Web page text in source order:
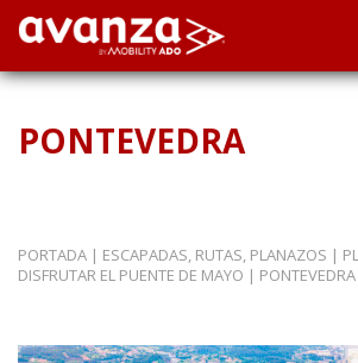
PONTEVEDRA
PORTADA | ESCAPADAS, RUTAS, PLANAZOS |
DISFRUTAR EL PUENTE DE MAYO | PONTEVEDRA